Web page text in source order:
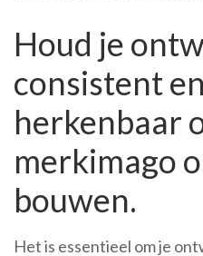
Houd je
consistent en
herkenbaar
merkimago
bouwen.
Het is essentieel om je